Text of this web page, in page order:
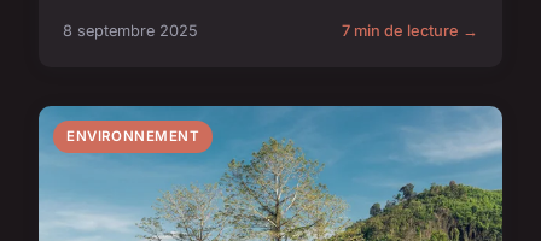
8 septembre 2025 7 min de lecture →
ENVIRONNEMENT